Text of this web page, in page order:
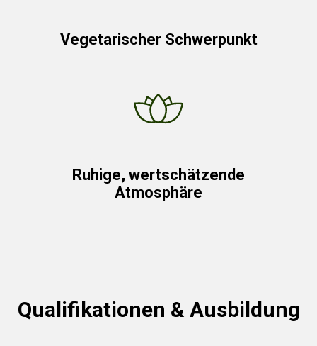
Vegetarischer Schwerpunkt
Ruhige, wertschätzende
Atmosphäre
Qualifikationen & Ausbildung